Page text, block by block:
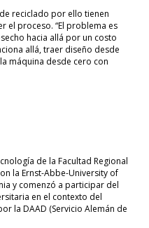
reciclado por ello tienen
el proceso. “El problema es
hacia allá por un costo
allá, traer diseño desde
máquina desde cero con
de la Facultad Regional
la Ernst-Abbe-University of
y comenzó a participar del
en el contexto del
la DAAD (Servicio Alemán de